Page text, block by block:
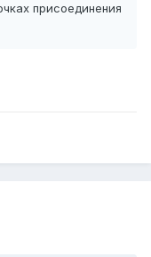
присоединения